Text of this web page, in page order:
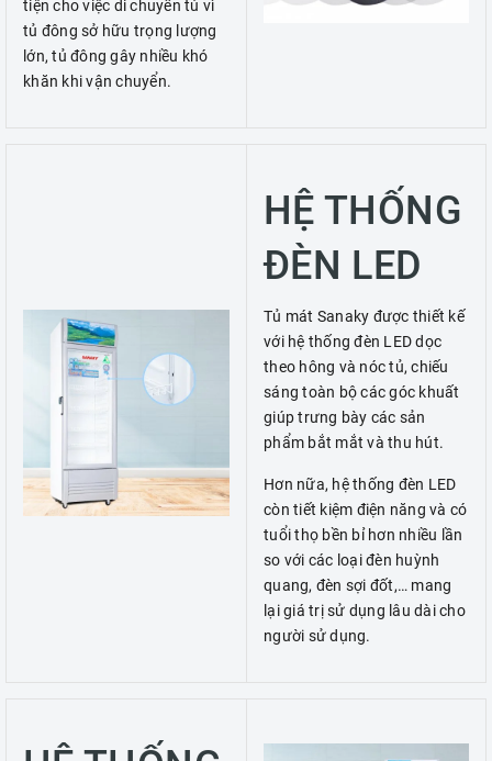
tiện cho việc di chuyển tủ vì
tủ đông sở hữu trọng lượng
lớn, tủ đông gây nhiều khó
khăn khi vận chuyển.
HỆ THỐNG
ĐÈN LED
Tủ mát Sanaky được thiết kế
với hệ thống đèn LED dọc
theo hông và nóc tủ, chiếu
sáng toàn bộ các góc khuất
giúp trưng bày các sản
phẩm bắt mắt và thu hút.
Hơn nữa, hệ thống đèn LED
còn tiết kiệm điện năng và có
tuổi thọ bền bỉ hơn nhiều lần
so với các loại đèn huỳnh
quang, đèn sợi đốt,… mang
lại giá trị sử dụng lâu dài cho
người sử dụng.